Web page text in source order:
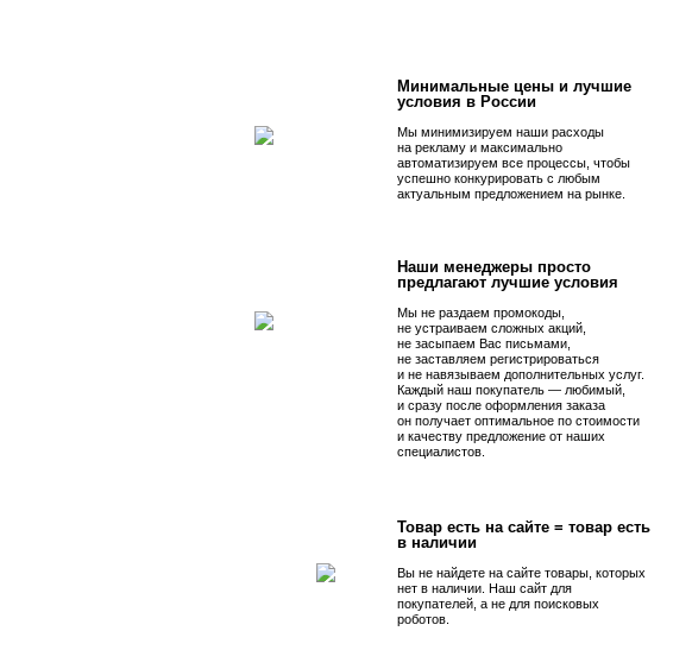
Минимальные цены и лучшие
условия в России
Мы минимизируем наши расходы
на рекламу и максимально
автоматизируем все процессы, чтобы
успешно конкурировать с любым
актуальным предложением на рынке.
Наши менеджеры просто
предлагают лучшие условия
Мы не раздаем промокоды,
не устраиваем сложных акций,
не засыпаем Вас письмами,
не заставляем регистрироваться
и не навязываем дополнительных услуг.
Каждый наш покупатель — любимый,
и сразу после оформления заказа
он получает оптимальное по стоимости
и качеству предложение от наших
специалистов.
Товар есть на сайте = товар есть
в наличии
Вы не найдете на сайте товары, которых
нет в наличии. Наш сайт для
покупателей, а не для поисковых
роботов.